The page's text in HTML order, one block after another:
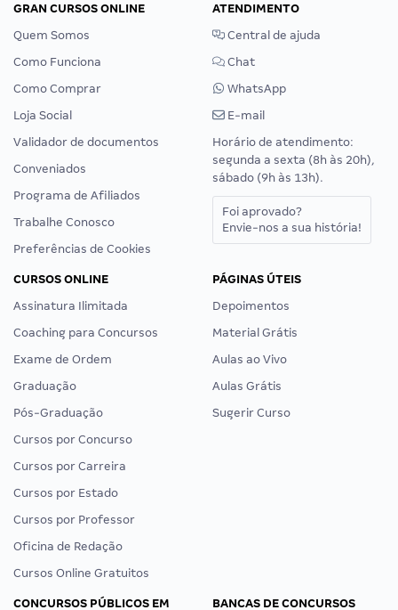
GRAN CURSOS ONLINE
Quem Somos
Como Funciona
Como Comprar
Loja Social
Validador de documentos
Conveniados
Programa de Afiliados
Trabalhe Conosco
Preferências de Cookies
ATENDIMENTO
Central de ajuda
Chat
WhatsApp
E-mail
Horário de atendimento:
segunda a sexta (8h às 20h),
sábado (9h às 13h).
Foi aprovado?
Envie-nos a sua história!
CURSOS ONLINE
Assinatura Ilimitada
Coaching para Concursos
Exame de Ordem
Graduação
Pós-Graduação
Cursos por Concurso
Cursos por Carreira
Cursos por Estado
Cursos por Professor
Oficina de Redação
Cursos Online Gratuitos
PÁGINAS ÚTEIS
Depoimentos
Material Grátis
Aulas ao Vivo
Aulas Grátis
Sugerir Curso
CONCURSOS PÚBLICOS EM
BANCAS DE CONCURSOS